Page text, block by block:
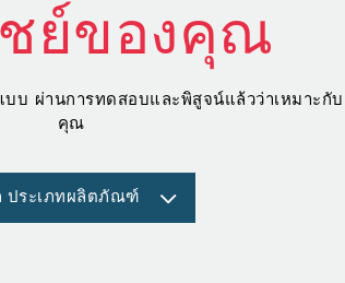
ย์ของคุณ
บ ผ่านการทดสอบและพิสูจน์แล้วว่าเหมาะกั
คุณ
ประเภทผลิตภัณฑ์